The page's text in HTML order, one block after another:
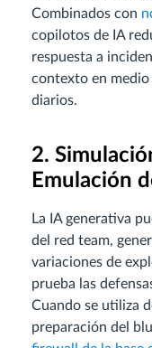
Combinados con
copilotos de IA
respuesta a
contexto en medio
diarios.
2.
Emulación
La IA generativa
del red team,
variaciones de
prueba las
Cuando se utiliza
preparación del